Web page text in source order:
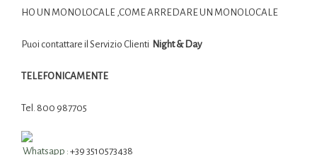
HO UN MONOLOCALE ,COME ARREDARE UN MONOLOCALE
Puoi contattare il Servizio Clienti Night & Day
TELEFONICAMENTE
Tel. 800 987705
Whatsapp : +39 3510573438